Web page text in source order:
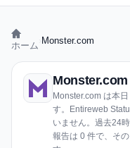
ホーム Monster.com
Monster.com は本
す。Entireweb
いません。過去24
報告は 0 件で、そ